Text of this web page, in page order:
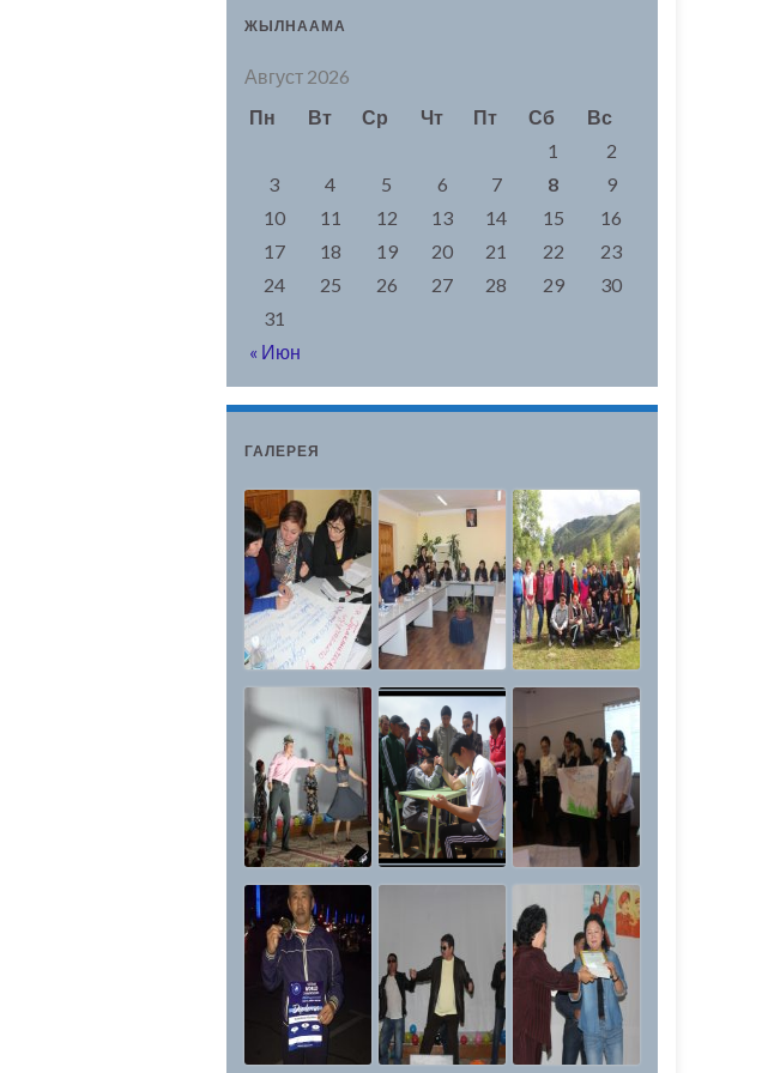
ЖЫЛНААМА
Август 2026
Пн
Вт Ср Чт Пт Сб Вс
« Июн
1
2
3
4 5 6 7 8
9
10
11 12 13 14 15
16
17
18 19 20 21 22
23
24
25 26 27 28 29
30
31
ГАЛЕРЕЯ